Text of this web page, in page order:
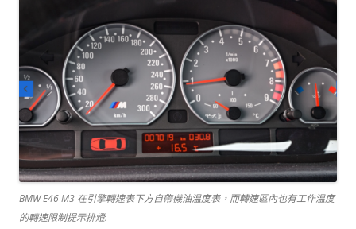
BMW E46 M3 在引擎轉速表下方自帶機油溫度表，而轉速區內也有工作溫度
的轉速限制提示排燈.